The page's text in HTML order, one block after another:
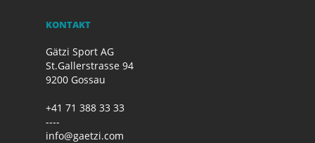
KONTAKT
Gätzi Sport AG
St.Gallerstrasse 94
9200 Gossau
+41 71 388 33 33
----
info@gaetzi.com